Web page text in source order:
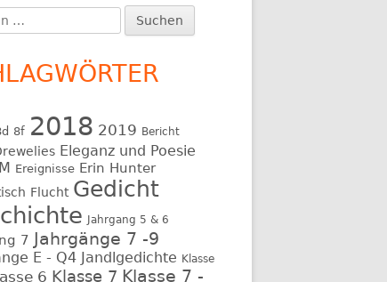
AN
BÖCKER – KAPITEL 3
BÖCKER – KAPITEL 4
BÖCKER – KAPITEL 5
IN WARRIOR CATS – SOPHIA
BÖCKER – KAPITEL 6
DA
DAS CHAMÄLEON – YANN
HENDRICKX – 7F
DER GOLDFISCH – VANESSA
FRÖHLICH – Q1
DAS EICHHÖRNCHEN – FRANCESCA
FIEDLER – Q2
8f 2018 2019 Bericht
Eleganz und Poesie
Ereignisse Erin Hunter
Flucht Gedicht
Jahrgang 5 & 6
7 Jahrgänge 7 -9
E - Q4 Jandlgedichte Klasse
6 Klasse 7 Klasse 7 -